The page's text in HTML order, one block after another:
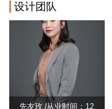
设计团队
先友玫 /从业时间：12